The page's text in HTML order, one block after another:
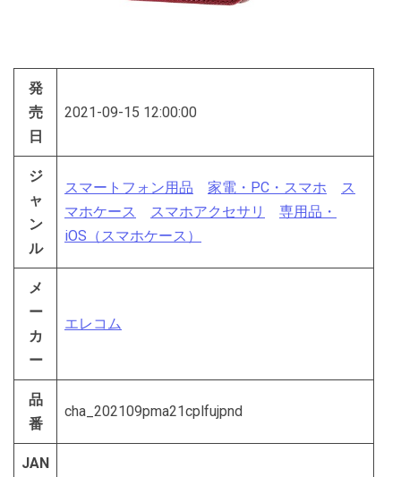
発
売
日
2021-09-15 12:00:00
ジ
ャ
ン
ル
スマートフォン用品 家電・PC・スマホ
ス
マホケース
スマホアクセサリ
専用品・
iOS（スマホケース）
メ
ー
カ
ー
エレコム
品
番
cha_202109pma21cplfujpnd
JAN